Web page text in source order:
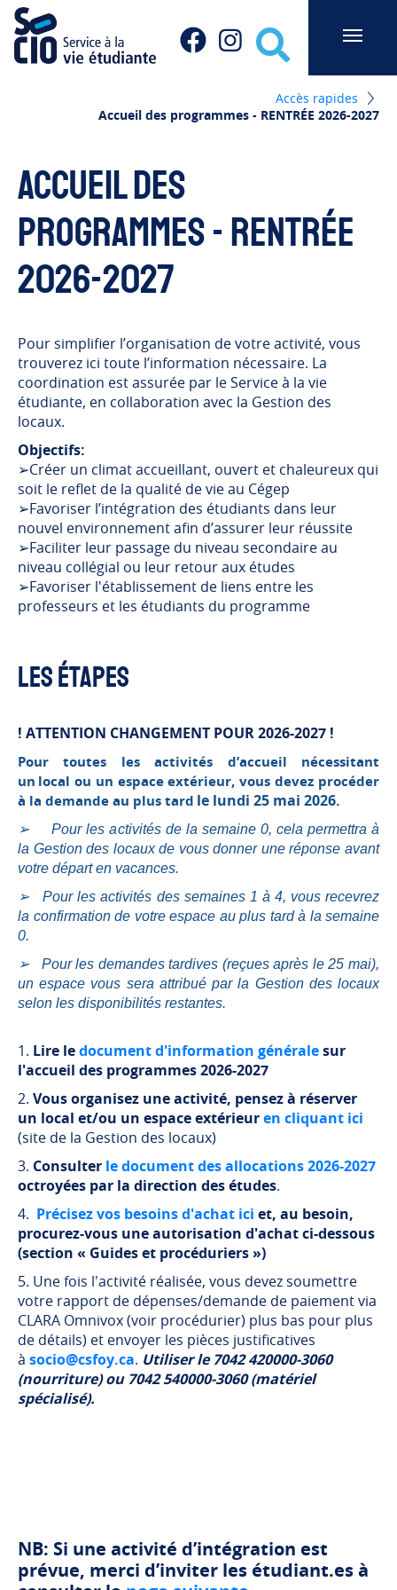
Socio du Cégep de Sainte-Foy
FacebookInstagram
Recherche
Accès rapides
Accueil des programmes - RENTRÉE 2026-2027
Accueil des
programmes - RENTRÉE
2026-2027
Pour simplifier l’organisation de votre activité, vous
trouverez ici toute l’information nécessaire. La
coordination est assurée par le Service à la vie
étudiante, en collaboration avec la Gestion des
locaux.
Objectifs:
➢Créer un climat accueillant, ouvert et chaleureux qui
soit le reflet de la qualité de vie au Cégep
➢Favoriser l’intégration des étudiants dans leur
nouvel environnement afin d’assurer leur réussite
➢Faciliter leur passage du niveau secondaire au
niveau collégial ou leur retour aux études
➢Favoriser l'établissement de liens entre les
professeurs et les étudiants du programme
LES ÉTAPES
! ATTENTION CHANGEMENT POUR 2026-2027 !
Pour toutes les activités d’accueil nécessitant
un local ou un espace extérieur, vous devez procéder
à la demande au plus tard le lundi 25 mai 2026.
➢ Pour les activités de la semaine 0, cela permettra à
la Gestion des locaux de vous donner une réponse avant
votre départ en vacances.
➢ Pour les activités des semaines 1 à 4, vous recevrez
la confirmation de votre espace au plus tard à la semaine
0.
➢ Pour les demandes tardives (reçues après le 25 mai),
un espace vous sera attribué par la Gestion des locaux
selon les disponibilités restantes.
1. Lire ledocument d'information généralesur
l'accueil des programmes 2026-2027
2. Vous organisez une activité, pensez à réserver
un local et/ou un espace extérieuren cliquant ici
(site de la Gestion des locaux)
3. Consulter le document des allocations 2026-2027
octroyées par la direction des études.
4. Précisez vos besoins d'achat ici et, au besoin,
procurez-vous une autorisation d'achat ci-dessous
(section « Guides et procéduriers »)
5. Une fois l'activité réalisée, vous devez soumettre
votre rapport de dépenses/demande de paiement via
CLARA Omnivox (voir procédurier) plus bas pour plus
de détails) et envoyer les pièces justificatives
à socio@csfoy.ca. Utiliser le 7042 420000-3060
(nourriture) ou 7042 540000-3060 (matériel
spécialisé).
NB: Si une activité d’intégration est
prévue, merci d’inviter les étudiant.es à